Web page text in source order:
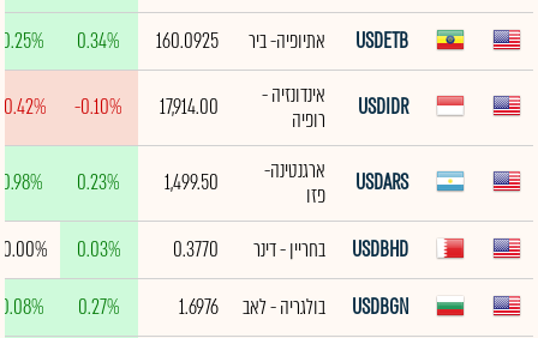
USDETB
אתיופיה- ביר 160.0925
0.34%
0.25%
USDIDR
אינדונזיה -
רופיה
17,914.00
-0.10%
USDARS
ארגנטינה-
פזו
1,499.50
0.23%
0.98%
USDBHD בחריין - דינר 0.3770
0.03%
0.00%
USDBGN
בולגריה - לאב 1.6976
0.27%
0.08%